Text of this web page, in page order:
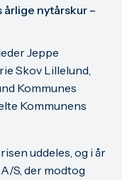
nytårskur –
Jeppe
Skov Lillelund,
Kommunes
Kommunens
uddeles, og i år
S, der modtog